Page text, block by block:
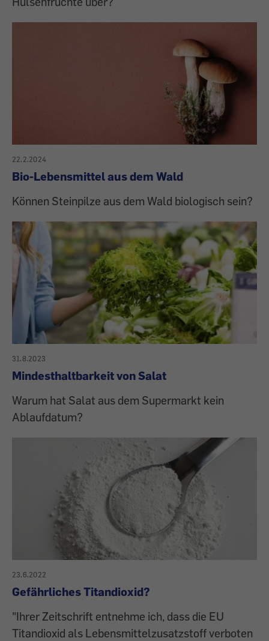
22.2.2024
Bio-Lebensmittel aus dem Wald
Können Steinpilze aus dem Wald biologisch sein?
31.8.2023
Mindesthaltbarkeit von Salat
Warum hat Salat aus dem Supermarkt kein
Ablaufdatum?
23.6.2022
Gefährliches Titandioxid?
"Ihrer Zeitschrift entnehme ich, dass die EU
Titandioxid als Lebensmittelzusatzstoff verboten